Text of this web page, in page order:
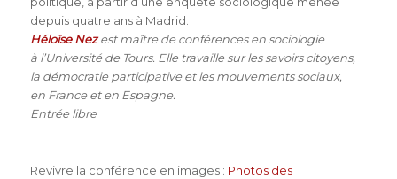
depuis quatre ans à Madrid.
Héloïse Nezest maître de conférences en sociologie
à l’Université de Tours. Elle travaille sur les savoirs citoyens,
la démocratie participative et les mouvements sociaux,
en France et en Espagne.
Entrée libre
Revivre la conférence en images : Photos des